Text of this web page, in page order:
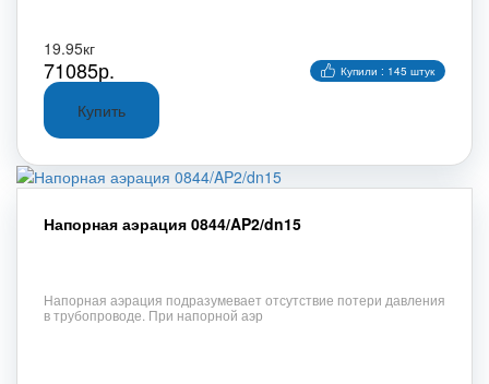
19.95кг
71085р. Купили : 145 штук
Напорная аэрация 0844/AP2/dn15
Напорная аэрация подразумевает отсутствие потери давления
в трубопроводе. При напорной аэр